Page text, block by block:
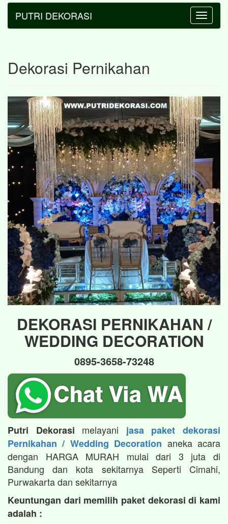
Toggle
PUTRI DEKORASI
Dekorasi Pernikahan
DEKORASI PERNIKAHAN /
WEDDING DECORATION
0895-3658-73248
Putri Dekorasi melayani jasa paket dekorasi
Pernikahan / Wedding Decoration aneka acara
dengan HARGA MURAH mulai dari 3 juta di
Bandung dan kota sekitarnya Seperti Cimahi,
Purwakarta dan sekitarnya
Keuntungan dari memilih paket dekorasi di kami
adalah :